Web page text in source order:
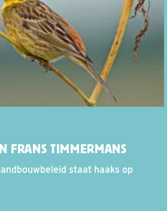
FRANS TIMMERMANS
staat haaks op